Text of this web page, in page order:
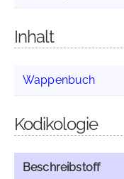
Inhalt
Wappenbuch
Kodikologie
Beschreibstoff